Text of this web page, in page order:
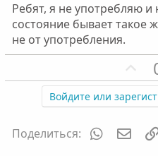
н
ы
й
о
л
с
Ребят, я не употребляю и
состояние бывает такое
не от употребления.
П
о
з
т
Войдите или
Поделиться: